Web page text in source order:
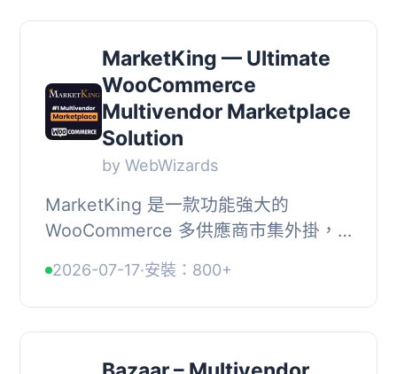
MarketKing — Ultimate
WooCommerce
Multivendor Marketplace
Solution
by WebWizards
MarketKing 是一款功能強大的
WooCommerce 多供應商市集外掛，
各類線上市集平台，透過佣金與訂閱費
機制獲利，內建 137 項...
2026-07-17·安裝：800+